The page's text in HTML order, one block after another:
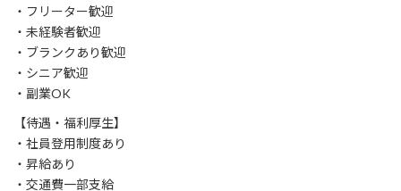
・フリーター歓迎
・未経験者歓迎
・ブランクあり歓迎
・シニア歓迎
・副業OK
【待遇・福利厚生】
・社員登用制度あり
・昇給あり
・交通費一部支給